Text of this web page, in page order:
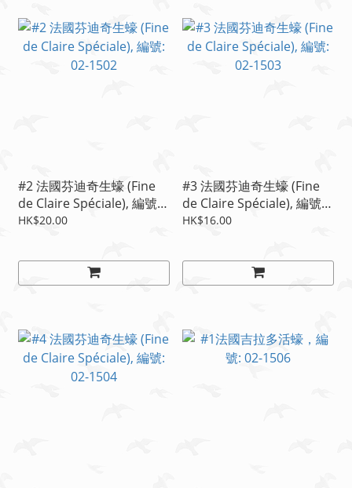
#2 法國芬迪奇生蠔 (Fine
de Claire Spéciale), 編號:
02-1502
HK$20.00
#3 法國芬迪奇生蠔 (Fine
de Claire Spéciale), 編號:
02-1503
HK$16.00